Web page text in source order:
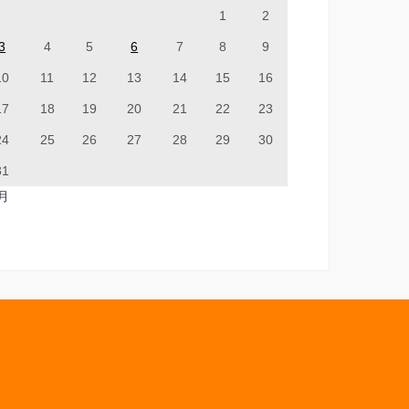
1 2
4 5 6 7 8 9
11 12 13 14 15 16
18 19 20 21 22 23
25 26 27 28 29 30